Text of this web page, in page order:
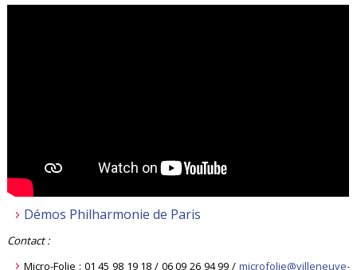
Démos Philharmonie de Paris
Contact :
Micro-Folie : 01 45 98 19 18 / 06 09 26 94 99 / microfolie@villeneuve-